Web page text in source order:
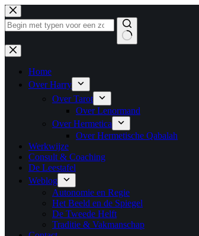
Ga
naar
de
Geen
resultaten
Home
Over Harry
Over Tarot
Over Lenormand
Over Hermetica
Over Hermetische Qabalah
Werkwijze
Consult & Coaching
De Leestafel
Weblog
Autonomie en Regie
Het Beeld en de Spiegel
De Tweede Helft
Traditie & Vakmanschap